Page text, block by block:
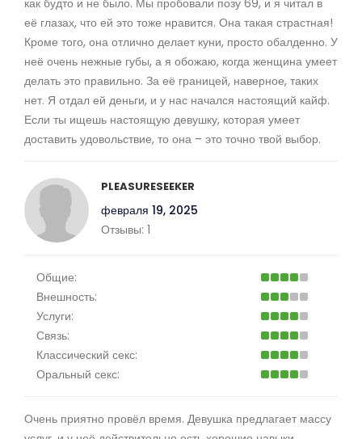
её глазах, что ей это тоже нравится. Она такая страстная!
Кроме того, она отлично делает куни, просто обалденно. У
неё очень нежные губы, а я обожаю, когда женщина умеет
делать это правильно. За её границей, наверное, таких
нет. Я отдал ей деньги, и у нас начался настоящий кайф.
Если ты ищешь настоящую девушку, которая умеет
доставить удовольствие, то она – это точно твой выбор.
PLEASURESEEKER
февраля 19, 2025
Отзывы: 1
Общие:
Внешность:
Услуги:
Связь:
Классический секс:
Оральный секс:
Очень приятно провёл время. Девушка предлагает массу